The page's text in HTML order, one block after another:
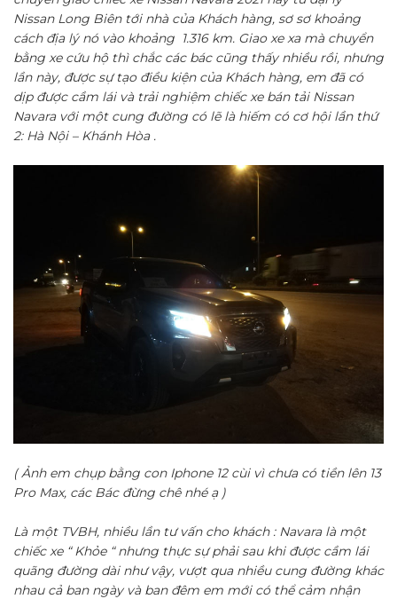
Nissan Long Biên tới nhà của Khách hàng, sơ sơ khoảng
cách địa lý nó vào khoảng 1.316 km. Giao xe xa mà chuyển
bằng xe cứu hộ thì chắc các bác cũng thấy nhiều rồi, nhưng
lần này, được sự tạo điều kiện của Khách hàng, em đã có
dịp được cầm lái và trải nghiệm chiếc xe bán tải Nissan
Navara với một cung đường có lẽ là hiếm có cơ hội lần thứ
2: Hà Nội – Khánh Hòa .
( Ảnh em chụp bằng con Iphone 12 cùi vì chưa có tiền lên 13
Pro Max, các Bác đừng chê nhé ạ )
Là một TVBH, nhiều lần tư vấn cho khách : Navara là một
chiếc xe “ Khỏe “ nhưng thực sự phải sau khi được cầm lái
quãng đường dài như vậy, vượt qua nhiều cung đường khác
nhau cả ban ngày và ban đêm em mới có thể cảm nhận